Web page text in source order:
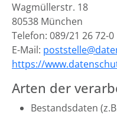
Wagmüllerstr. 18
80538 München
Telefon: 089/21 26 72-0
E-Mail:
https://
Arten der
Bestandsdaten